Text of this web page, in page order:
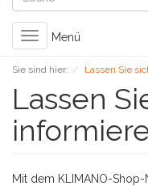
Toggle
navigation
Menü
Sie sind hier: Lassen Sie
Lassen
Mit dem KLIMANO-